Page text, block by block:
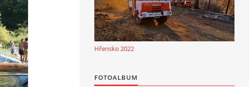
Hřensko 2022
FOTOALBUM